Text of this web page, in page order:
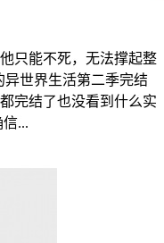
只能不死，无法撑起整
世界生活第二季完结
完结了也没看到什么实
...